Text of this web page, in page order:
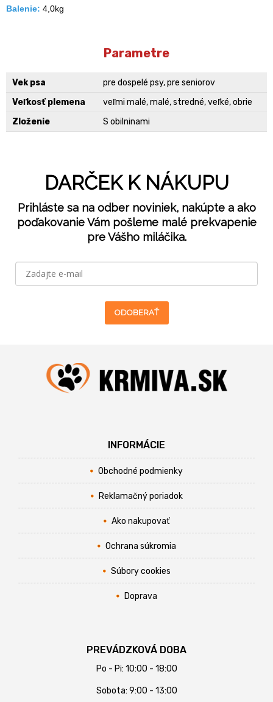
Balenie: 4,0kg
Parametre
Vek psa
pre dospelé psy, pre seniorov
Veľkosť plemena
veľmi malé, malé, stredné, veľké, obrie
Zloženie
S obilninami
DARČEK K NÁKUPU
Prihláste sa na odber noviniek, nakúpte a ako
poďakovanie Vám pošleme malé prekvapenie
pre Vášho miláčika.
ODOBERAŤ
INFORMÁCIE
Obchodné podmienky
Reklamačný poriadok
Ako nakupovať
Ochrana súkromia
Súbory cookies
Doprava
PREVÁDZKOVÁ DOBA
Po - Pi: 10:00 - 18:00
Sobota: 9:00 - 13:00